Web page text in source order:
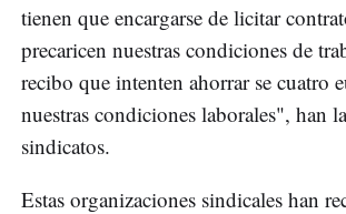
tienen que encargarse de licitar
precaricen nuestras condiciones de
recibo que intenten ahorrar se cuatro
nuestras condiciones laborales", han
sindicatos.
Estas organizaciones sindicales han